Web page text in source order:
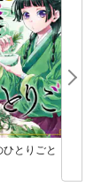
ひとりごと